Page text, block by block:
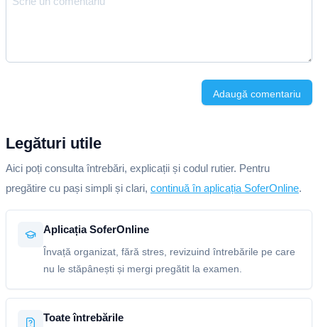
Adaugă comentariu
Legături utile
Aici poți consulta întrebări, explicații și codul rutier. Pentru
pregătire cu pași simpli și clari, continuă în aplicația SoferOnline.
Aplicația SoferOnline
Învață organizat, fără stres, revizuind întrebările pe care
nu le stăpânești și mergi pregătit la examen.
Toate întrebările